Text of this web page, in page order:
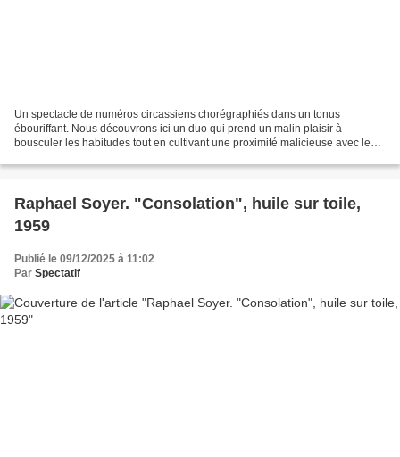
Un spectacle de numéros circassiens chorégraphiés dans un tonus
ébouriffant. Nous découvrons ici un duo qui prend un malin plaisir à
bousculer les habitudes tout en cultivant une proximité malicieuse avec le
Raphael Soyer. "Consolation", huile sur toile,
1959
Publié le 09/12/2025 à 11:02
Par Spectatif